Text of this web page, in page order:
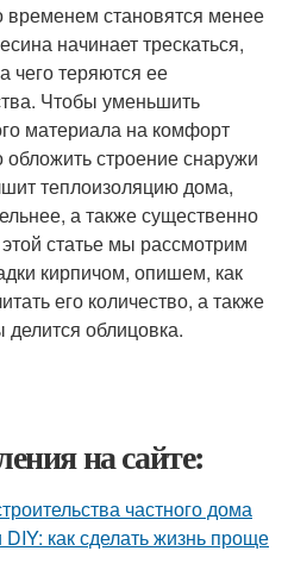
становятся менее
начинает трескаться,
чего теряются ее
Чтобы уменьшить
материала на комфорт
строение снаружи
теплоизоляцию дома,
а также существенно
статье мы рассмотрим
кирпичом, опишем, как
его количество, а также
облицовка.
на сайте:
частного дома
как сделать жизнь проще